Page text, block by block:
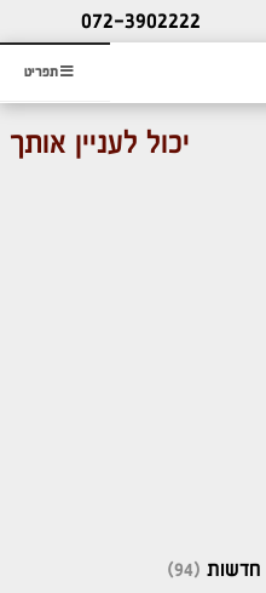
תפריט
ליעוץ חינם
והזמנת כרטיס שמחות
072-3902222
יכול לעניין אותך
חדשות (94)